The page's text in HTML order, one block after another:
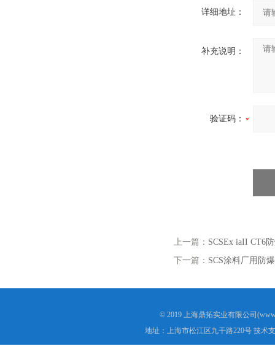
详细地址：
补充说明：
验证码：
上一篇： SCSEx iaII CT6
下一篇： SCS涂料厂用防
© 2019 上海鼎拓实业有限公司
地址：上海市松江区九干路220号 技术